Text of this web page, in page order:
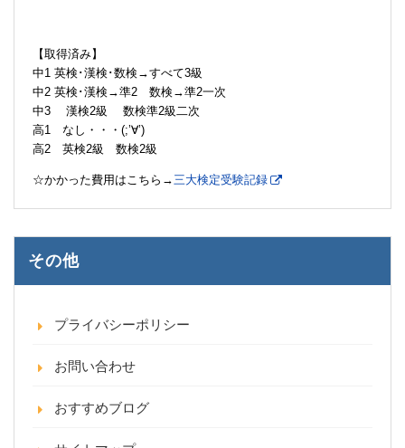
【取得済み】
中1 英検･漢検･数検→すべて3級
中2 英検･漢検→準2 数検→準2一次
中3 漢検2級 数検準2級二次
高1 なし・・・(;’∀’)
高2 英検2級 数検2級
☆かかった費用はこちら→ 三大検定受験記録
その他
プライバシーポリシー
お問い合わせ
おすすめブログ